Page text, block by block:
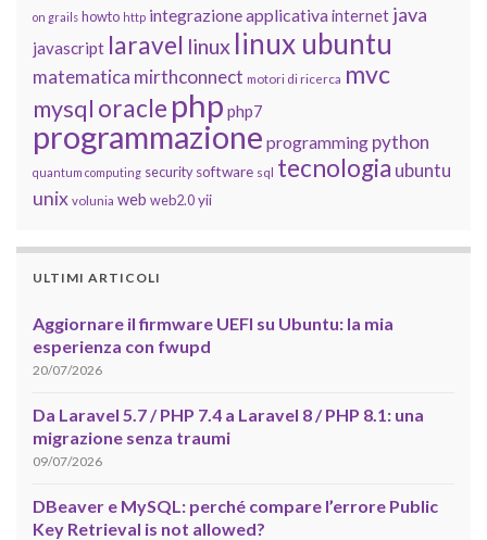
on grails howto http integrazione applicativainternet java
javascript laravel linux linux ubuntu
matematica mirthconnect motori di ricerca mvc
mysql oracle php php7
programmazione programming python
quantum computing security software sql tecnologia ubuntu
unix volunia web web2.0 yii
ULTIMI ARTICOLI
Aggiornare il firmware UEFI su Ubuntu: la mia
esperienza con fwupd
20/07/2026
Da Laravel 5.7 / PHP 7.4 a Laravel 8 / PHP 8.1: una
migrazione senza traumi
09/07/2026
DBeaver e MySQL: perché compare l’errore Public
Key Retrieval is not allowed?